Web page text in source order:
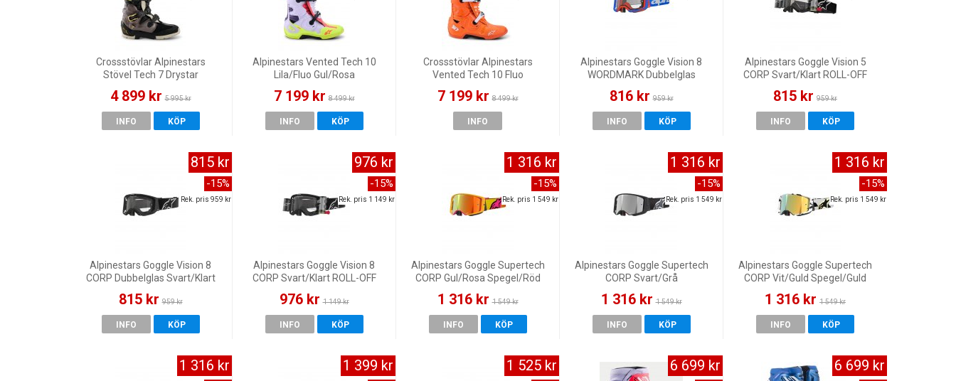
Crossstövlar Alpinestars
Stövel Tech 7 Drystar
4 899 kr 5 995 kr
INFO KÖP
Alpinestars Vented Tech 10
Lila/Fluo Gul/Rosa
7 199 kr 8 499 kr
INFO KÖP
Crossstövlar Alpinestars
Vented Tech 10 Fluo
7 199 kr 8 499 kr
INFO
Alpinestars Goggle Vision 8
WORDMARK Dubbelglas
816 kr 959 kr
INFO KÖP
Alpinestars Goggle Vision 5
CORP Svart/Klart ROLL-OFF
815 kr 959 kr
INFO KÖP
Alpinestars Goggle Vision 8
CORP Dubbelglas Svart/Klart
815 kr 959 kr
815 kr
-15%
Rek. pris 959 kr
INFO KÖP
Alpinestars Goggle Vision 8
CORP Svart/Klart ROLL-OFF
976 kr 1 149 kr
976 kr
-15%
Rek. pris 1 149 kr
INFO KÖP
Alpinestars Goggle Supertech
CORP Gul/Rosa Spegel/Röd
1 316 kr 1 549 kr
1 316 kr
-15%
Rek. pris 1 549 kr
INFO KÖP
Alpinestars Goggle Supertech
CORP Svart/Grå
1 316 kr 1 549 kr
1 316 kr
-15%
Rek. pris 1 549 kr
INFO KÖP
Alpinestars Goggle Supertech
CORP Vit/Guld Spegel/Guld
1 316 kr 1 549 kr
1 316 kr
-15%
Rek. pris 1 549 kr
INFO KÖP
1 316 kr 1 399 kr 1 525 kr 6 699 kr 6 699 kr